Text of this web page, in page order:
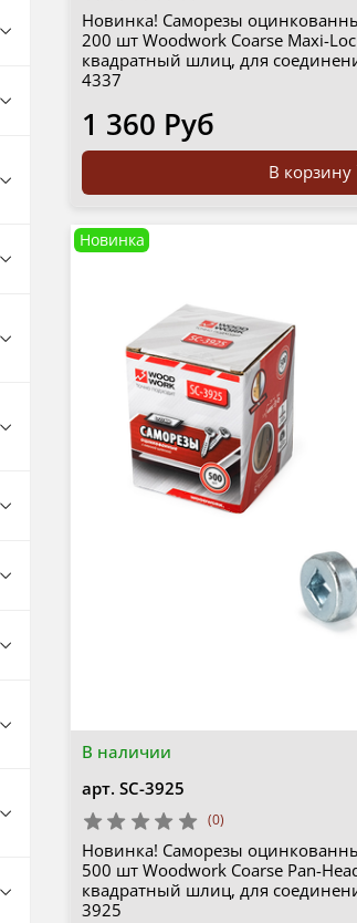
Новинка! Саморезы
200 шт Woodwork Coarse Maxi-
квадратный шлиц, для
4337
1 360 Руб
В корзину
В наличии
Новинка
арт. SC-3925
(0)
Новинка! Саморезы
500 шт Woodwork Coarse Pan-
квадратный шлиц, для
3925